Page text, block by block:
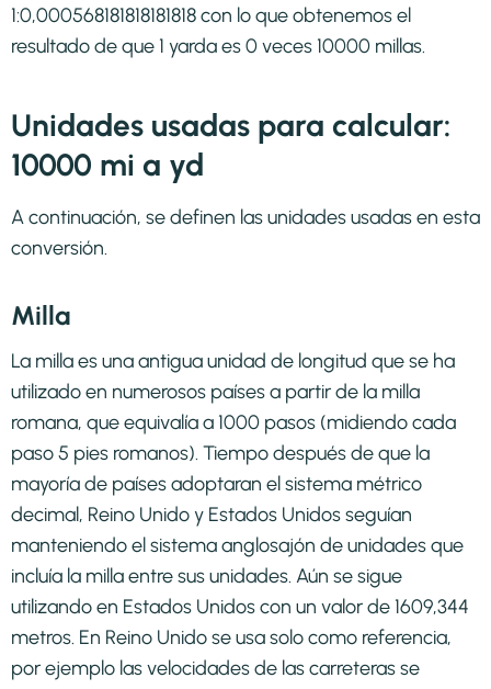
1:0,000568181818181818 con lo que obtenemos el
resultado de que 1 yarda es 0 veces 10000 millas.
Unidades usadas para calcular:
10000 mi a yd
A continuación, se definen las unidades usadas en esta
conversión.
Milla
La milla es una antigua unidad de longitud que se ha
utilizado en numerosos países a partir de la milla
romana, que equivalía a 1000 pasos (midiendo cada
paso 5 pies romanos). Tiempo después de que la
mayoría de países adoptaran el sistema métrico
decimal, Reino Unido y Estados Unidos seguían
manteniendo el sistema anglosajón de unidades que
incluía la milla entre sus unidades. Aún se sigue
utilizando en Estados Unidos con un valor de 1609,344
metros. En Reino Unido se usa solo como referencia,
por ejemplo las velocidades de las carreteras se